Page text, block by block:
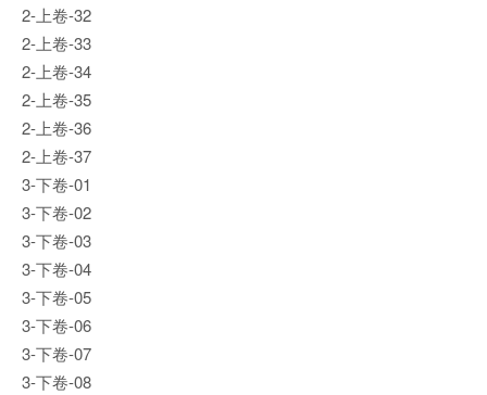
2-上卷-32
2-上卷-33
2-上卷-34
2-上卷-35
2-上卷-36
2-上卷-37
3-下卷-01
3-下卷-02
3-下卷-03
3-下卷-04
3-下卷-05
3-下卷-06
3-下卷-07
3-下卷-08